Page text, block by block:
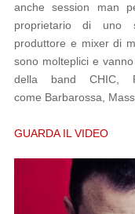
anche session man
proprietario di uno
produttore e mixer di
sono molteplici e
della band CHIC,
come Barbarossa,
GUARDA IL VIDEO